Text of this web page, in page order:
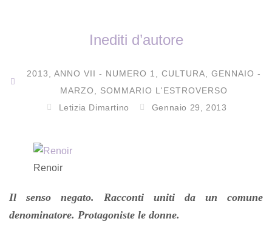
Inediti d’autore
2013 ANNO VII - NUMERO 1 CULTURA
GENNAIO -
MARZO
SOMMARIO L'ESTROVERSO
Letizia Dimartino
Gennaio 29, 2013
Renoir
Il senso negato. Racconti uniti da un comune
denominatore. Protagoniste le donne.